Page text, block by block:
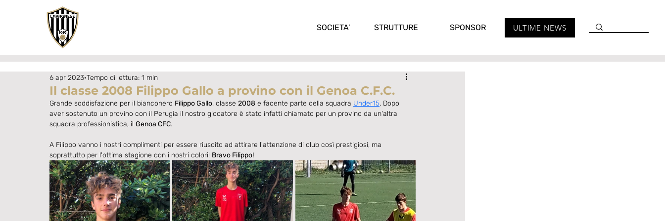
SOCIETA' STRUTTURE SPONSOR ULTIME NEWS
Il classe 2008 Filippo Gallo a provino con il Genoa C.F.C.
6 apr 2023 Tempo di lettura: 1 min
Grande soddisfazione per il bianconero Filippo Gallo, classe 2008 e facente parte della squadra Under15. Dopo
aver sostenuto un provino con il Perugia il nostro giocatore è stato infatti chiamato per un provino da un'altra
squadra professionistica, il Genoa CFC.
A Filippo vanno i nostri complimenti per essere riuscito ad attirare l'attenzione di club così prestigiosi, ma
soprattutto per l'ottima stagione con i nostri colori! Bravo Filippo!